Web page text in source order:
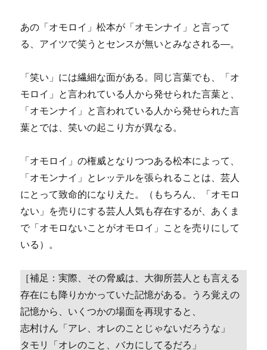
あの「オモロイ」松本が「オモンナイ」と言って
る、アイツで笑うとセンスが無いとみなされる―。
「笑い」には繊細な面がある。同じ言葉でも、「オ
モロイ」と言われている人から発せられた言葉と、
「オモンナイ」と言われている人から発せられた言
葉とでは、笑いの起こり方が異なる。
「オモロイ」の権威となりつつある松本によって、
「オモンナイ」とレッテルを張られることは、芸人
にとって致命的になりえた。（もちろん、「オモロ
ない」を売りにする芸人人気も存在するが、あくま
で「オモロないことがオモロイ」ことを売りにして
いる）。
［補足：実際、その脅威は、大御所芸人とも言える
存在にも降りかかっていた記憶がある。うろ覚えの
記憶から、いくつかの場面を再現すると、
志村けん「アレ、オレのことじゃないだろうな」
タモリ「オレのこと、バカにしてるだろ」